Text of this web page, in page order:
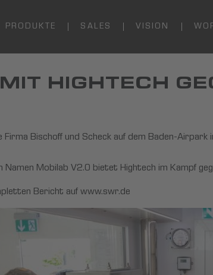
PRODUKTE SALES VISION
HIGHTECH
Bischoff und Scheck auf dem Baden-
Namen Mobilab V2.0 bietet Hightech im Kampf
Bericht auf www.swr.de